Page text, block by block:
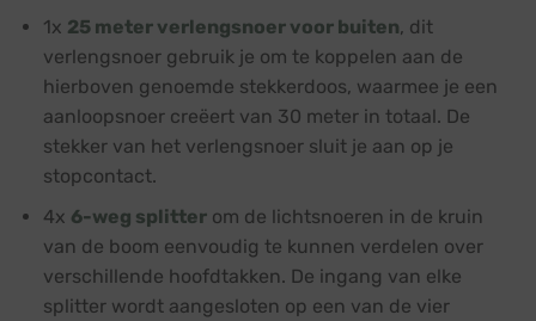
1x 25 meter verlengsnoer voor buiten, dit
verlengsnoer gebruik je om te koppelen aan de
hierboven genoemde stekkerdoos, waarmee je een
aanloopsnoer creëert van 30 meter in totaal. De
stekker van het verlengsnoer sluit je aan op je
stopcontact.
4x 6-weg splitterom de lichtsnoeren in de kruin
van de boom eenvoudig te kunnen verdelen over
verschillende hoofdtakken. De ingang van elke
splitter wordt aangesloten op een van de vier